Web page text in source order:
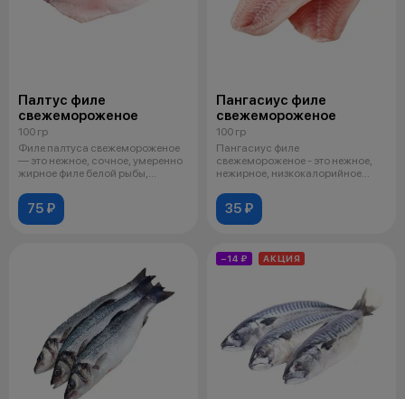
Палтус филе
свежемороженое
100 гр
Филе палтуса свежемороженое
— это нежное, сочное, умеренно
жирное филе белой рыбы,
75 ₽
Пангасиус филе
свежемороженое
100 гр
Пангасиус филе
свежемороженое - это нежное,
нежирное, низкокалорийное
35 ₽
−14 ₽ АКЦИЯ